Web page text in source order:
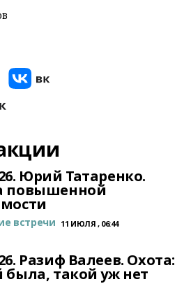
Юрий Татаренко.
повышенной
встречи 11 ИЮЛЯ , 06:44
Разиф Валеев. Охота:
была, такой уж нет